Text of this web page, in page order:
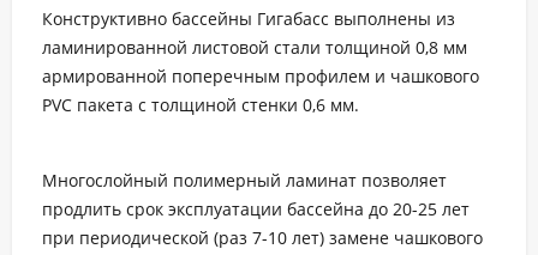
Конструктивно бассейны Гигабасс выполнены из
ламинированной листовой стали толщиной 0,8 мм
армированной поперечным профилем и чашкового
PVC пакета с толщиной стенки 0,6 мм.
Многослойный полимерный ламинат позволяет
продлить срок эксплуатации бассейна до 20-25 лет
при периодической (раз 7-10 лет) замене чашкового